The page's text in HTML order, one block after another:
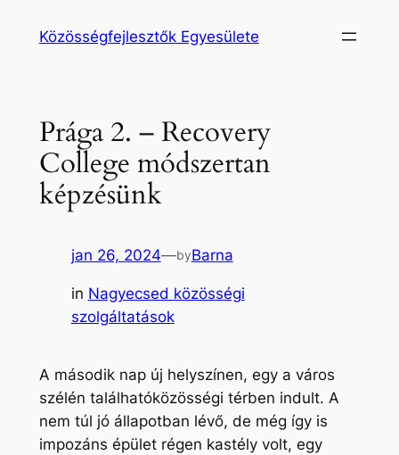
Közösségfejlesztők Egyesülete
Prága 2. – Recovery
College módszertan
képzésünk
jan 26, 2024—byBarna
in Nagyecsed közösségi
szolgáltatások
A második nap új helyszínen, egy a város
szélén találhatóközösségi térben indult. A
nem túl jó állapotban lévő, de még így is
impozáns épület régen kastély volt, egy